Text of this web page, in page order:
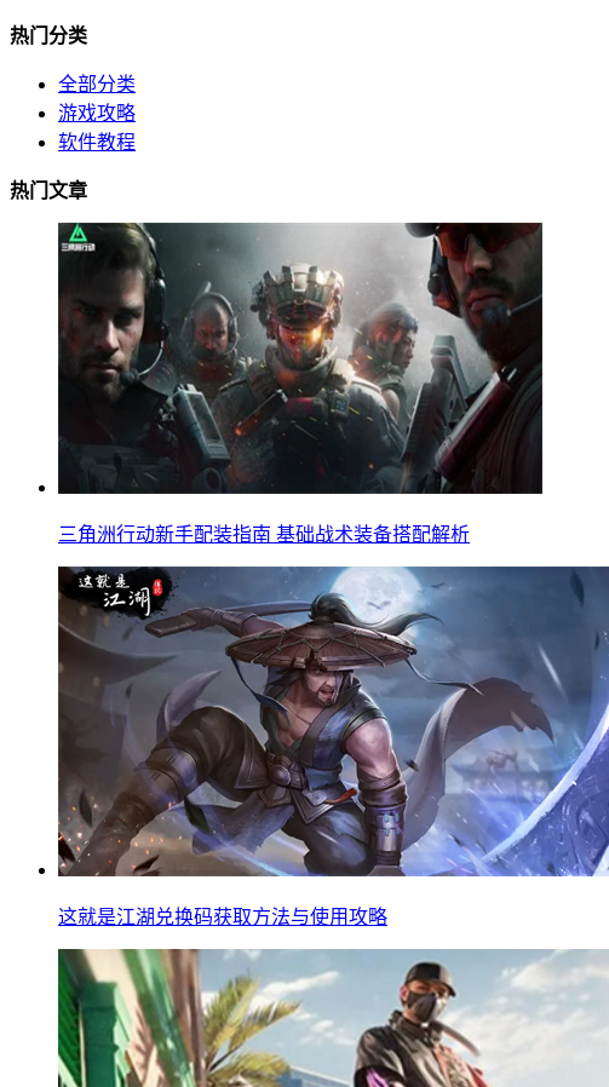
热门分类
全部分类
游戏攻略
软件教程
热门文章
三角洲行动新手配装指南 基础战术装备搭配解析
这就是江湖兑换码获取方法与使用攻略